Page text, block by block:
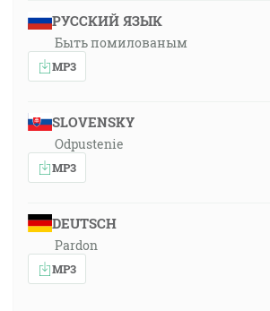
РУССКИЙ ЯЗЫК
Быть помилованым
MP3
SLOVENSKY
Odpustenie
MP3
DEUTSCH
Pardon
MP3